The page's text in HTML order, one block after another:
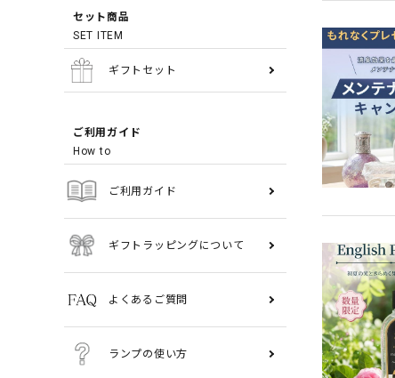
セット商品
SET ITEM
ギフトセット
ご利用ガイド
How to
ご利用ガイド
ギフトラッピングについて
よくあるご質問
ランプの使い方